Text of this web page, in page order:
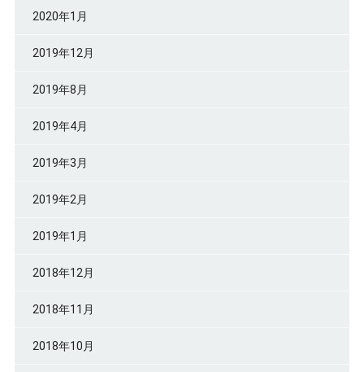
2020年1月
2019年12月
2019年8月
2019年4月
2019年3月
2019年2月
2019年1月
2018年12月
2018年11月
2018年10月